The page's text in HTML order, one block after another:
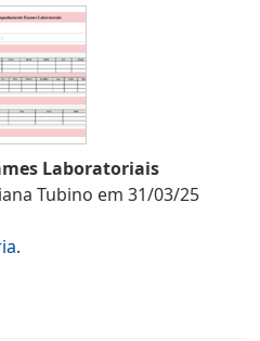
Laboratoriais
Tubino em 31/03/25
.